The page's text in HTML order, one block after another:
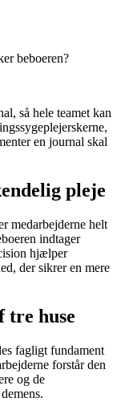
beboeren?
så hele teamet kan
en journal skal
pleje
medarbejderne helt
indtager
hjælper
der sikrer en mere
huse
fagligt fundament
forstår den
og de